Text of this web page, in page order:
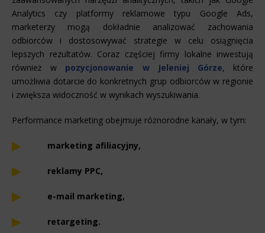
Analytics czy platformy reklamowe typu Google Ads,
marketerzy mogą dokładnie analizować zachowania
odbiorców i dostosowywać strategie w celu osiągnięcia
lepszych rezultatów. Coraz częściej firmy lokalne inwestują
również w pozycjonowanie w Jeleniej Górze, które
umożliwia dotarcie do konkretnych grup odbiorców w regionie
i zwiększa widoczność w wynikach wyszukiwania.
Performance marketing obejmuje różnorodne kanały, w tym:
marketing afiliacyjny,
reklamy PPC,
e-mail marketing,
retargeting.